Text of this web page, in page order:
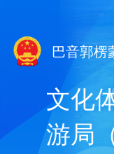
巴音郭楞
文化
游局